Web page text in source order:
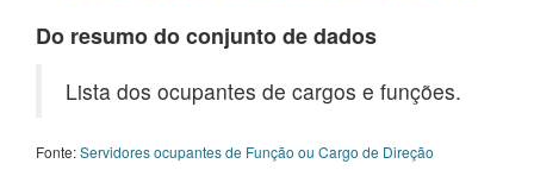
Do resumo do conjunto de dados
Lista dos ocupantes de cargos e funções.
Fonte:Servidores ocupantes de Função ou Cargo de Direção